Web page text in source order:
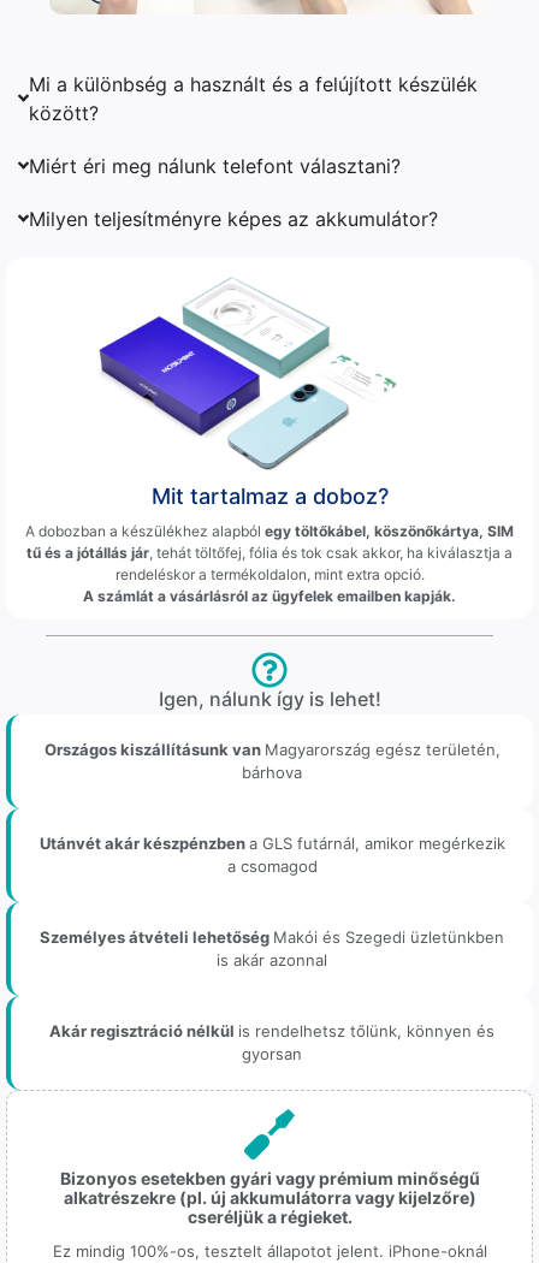
Mi a különbség a használt és a felújított készülék
között?
Miért éri meg nálunk telefont választani?
Milyen teljesítményre képes az akkumulátor?
Mit tartalmaz a doboz?
A dobozban a készülékhez alapból egy töltőkábel, köszönőkártya, SIM
tű és a jótállás jár, tehát töltőfej, fólia és tok csak akkor, ha kiválasztja a
rendeléskor a termékoldalon, mint extra opció.
A számlát a vásárlásról az ügyfelek emailben kapják.
Igen, nálunk így is lehet!
Országos kiszállításunk van Magyarország egész területén,
bárhova
Utánvét akár készpénzbena GLS futárnál, amikor megérkezik
a csomagod
Személyes átvételi lehetőség Makói és Szegedi üzletünkben
is akár azonnal
Akár regisztráció nélkül is rendelhetsz tőlünk, könnyen és
gyorsan
Bizonyos esetekben gyári vagy prémium minőségű
alkatrészekre (pl. új akkumulátorra vagy kijelzőre)
cseréljük a régieket.
Ez mindig 100%-os, tesztelt állapotot jelent. iPhone-oknál